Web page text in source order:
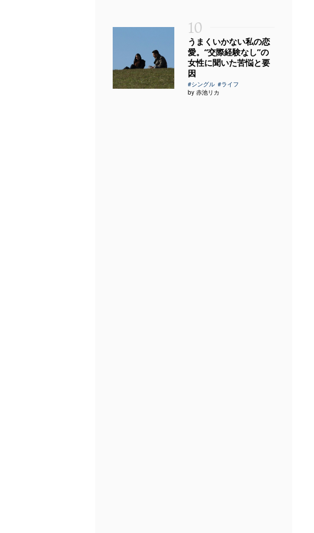
10
うまくいかない私の恋
愛。“交際経験なし”の
女性に聞いた苦悩と要
因
#シングル #ライフ
by 赤池リカ